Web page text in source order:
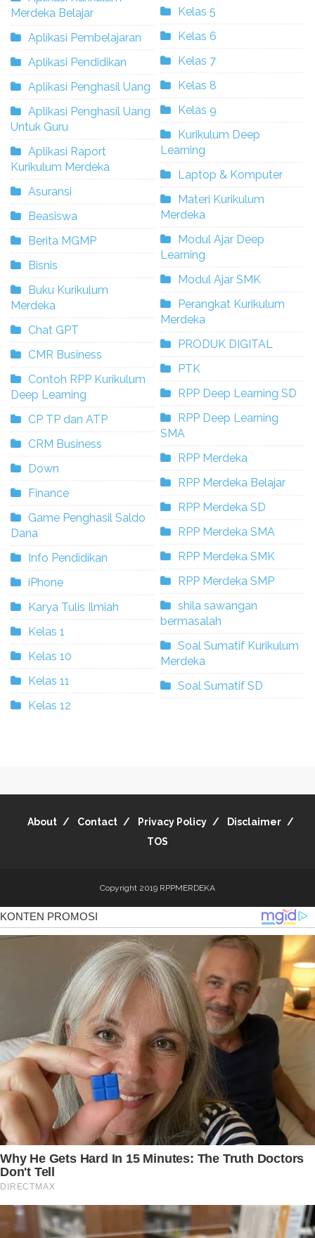
Merdeka Belajar
Aplikasi Pembelajaran
Aplikasi Pendidikan
Aplikasi Penghasil Uang
Aplikasi Penghasil Uang
Untuk Guru
Aplikasi Raport
Kurikulum Merdeka
Asuransi
Beasiswa
Berita MGMP
Bisnis
Buku Kurikulum
Merdeka
Chat GPT
CMR Business
Contoh RPP Kurikulum
Deep Learning
CP TP dan ATP
CRM Business
Down
Finance
Game Penghasil Saldo
Dana
Info Pendidikan
iPhone
Karya Tulis Ilmiah
Kelas 1
Kelas 10
Kelas 11
Kelas 12
Kelas 5
Kelas 6
Kelas 7
Kelas 8
Kelas 9
Kurikulum Deep
Learning
Laptop & Komputer
Materi Kurikulum
Merdeka
Modul Ajar Deep
Learning
Modul Ajar SMK
Perangkat Kurikulum
Merdeka
PRODUK DIGITAL
PTK
RPP Deep Learning SD
RPP Deep Learning
SMA
RPP Merdeka
RPP Merdeka Belajar
RPP Merdeka SD
RPP Merdeka SMA
RPP Merdeka SMK
RPP Merdeka SMP
shila sawangan
bermasalah
Soal Sumatif Kurikulum
Merdeka
Soal Sumatif SD
About Contact Privacy Policy
Disclaimer
TOS
Copyright 2019 RPPMERDEKA